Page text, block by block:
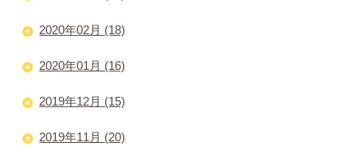
2020年02月 (18)
2020年01月 (16)
2019年12月 (15)
2019年11月 (20)